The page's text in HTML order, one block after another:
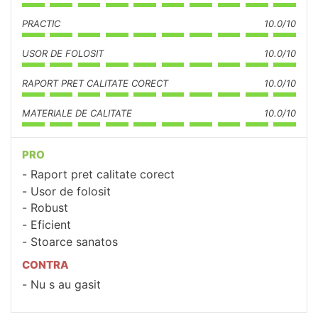
PRACTIC 10.0/10
USOR DE FOLOSIT 10.0/10
RAPORT PRET CALITATE CORECT 10.0/10
MATERIALE DE CALITATE 10.0/10
PRO
Raport pret calitate corect
Usor de folosit
Robust
Eficient
Stoarce sanatos
CONTRA
Nu s au gasit